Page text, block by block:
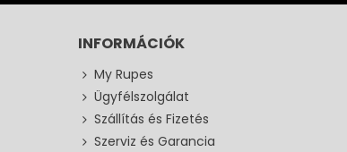
INFORMÁCIÓK
My Rupes
Ügyfélszolgálat
Szállítás és Fizetés
Szerviz és Garancia